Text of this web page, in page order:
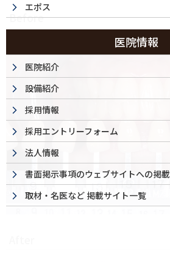
Before
エポス
医院情報
医院紹介
設備紹介
採用情報
採用エントリーフォーム
法人情報
書面掲示事項のウェブサイトへの掲載
取材・名医など 掲載サイト一覧